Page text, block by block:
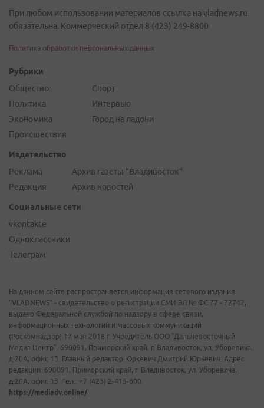
При любом использовании материалов ссылка на vladnews.ru
обязательна. Коммерческий отдел 8 (423) 249-8800
Политика обработки персональных данных
Рубрики
Общество
Политика
Экономика
Происшествия
Спорт
Интервью
Город на ладони
Издательство
Реклама
Редакция
Архив газеты "Владивосток"
Архив новостей
Социальные сети
vkontakte
Одноклассники
Телеграм
На данном сайте распространяется информация сетевого издания
"VLADNEWS" - свидетельство о регистрации СМИ ЭЛ № ФС 77 - 72742,
выдано Федеральной службой по надзору в сфере связи,
информационных технологий и массовых коммуникаций
(Роскомнадзор) 17 мая 2018 г. Учредитель ООО "Дальневосточный
Медиа Центр". 690091, Приморский край, г. Владивосток, ул. Уборевича,
д.20А, офис 13. Главный редактор Юркевич Дмитрий Юрьевич. Адрес
редакции: 690091, Приморский край, г. Владивосток, ул. Уборевича,
д.20А, офис 13. Тел.: +7 (423) 2-415-600.
https://mediadv.online/